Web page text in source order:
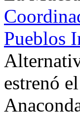
Pueblos
estrenó